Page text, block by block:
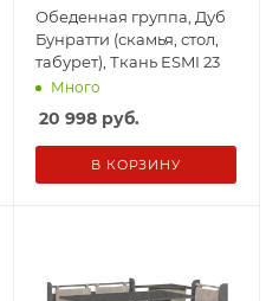
Обеденная группа, Дуб
Бунратти (скамья, стол,
табурет), Ткань ESMI 23
Много
20 998 руб.
В КОРЗИНУ